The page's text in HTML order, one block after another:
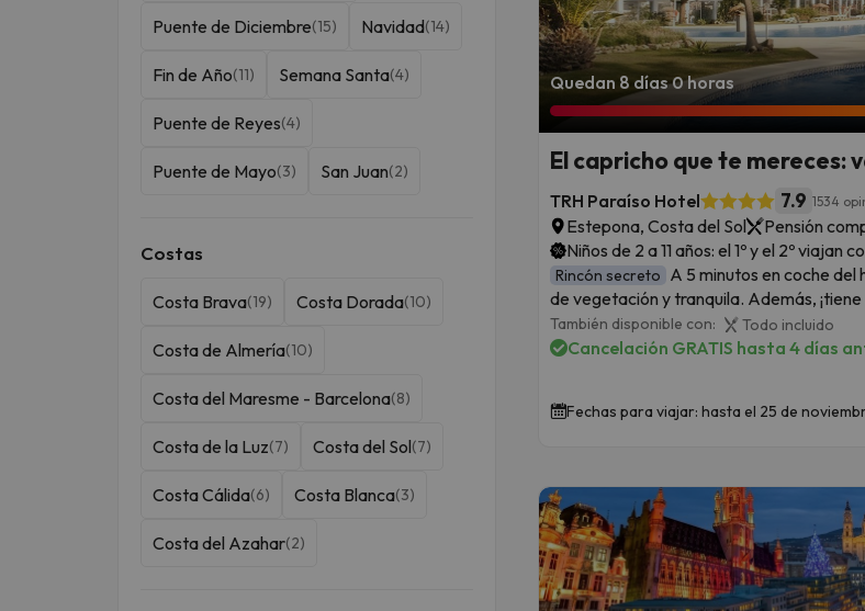
Quedan 8 días 0 horas
El capricho que te mereces:
TRH Paraíso Hotel 7.9 1534
Estepona, Costa del Sol
Pensión
Niños de 2 a 11 años: el 1º y el 2º viajan
Rincón secreto A 5 minutos en coche del
de vegetación y tranquila. Además,
También disponible con: Todo incluido
Cancelación GRATIS hasta 4 días
Fechas para viajar: hasta el 25 de
Puente de Diciembre(15) Navidad(14)
Fin de Año(11) Semana Santa(4)
Puente de Reyes(4)
Puente de Mayo(3) San Juan(2)
Costas
Costa Brava(19) Costa Dorada(10)
Costa de Almería(10)
Costa del Maresme - Barcelona(8)
Costa de la Luz(7) Costa del Sol(7)
Costa Cálida(6) Costa Blanca(3)
Costa del Azahar(2)